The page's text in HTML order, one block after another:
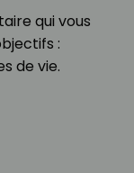
qui vous
:
de vie.